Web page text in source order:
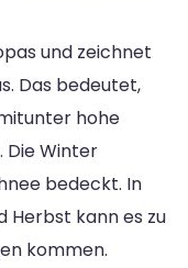
und zeichnet
Das bedeutet,
hohe
Winter
bedeckt. In
Herbst kann es zu
kommen.